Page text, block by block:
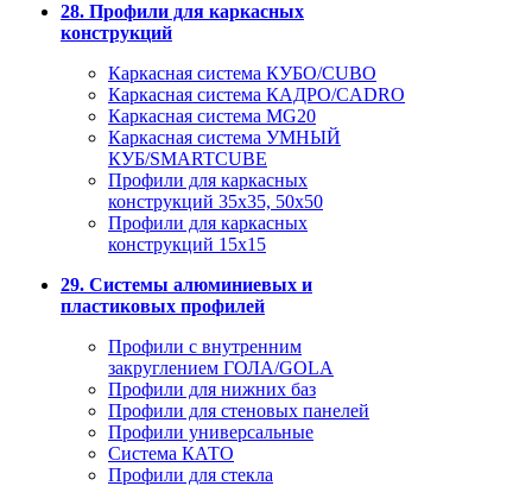
28. Профили для каркасных
конструкций
Каркасная система КУБО/CUBO
Каркасная система КАДРО/CADRO
Каркасная система MG20
Каркасная система УМНЫЙ
КУБ/SMARTCUBE
Профили для каркасных
конструкций 35x35, 50x50
Профили для каркасных
конструкций 15х15
29. Системы алюминиевых и
пластиковых профилей
Профили с внутренним
закруглением ГОЛА/GOLA
Профили для нижних баз
Профили для стеновых панелей
Профили универсальные
Система КАТО
Профили для стекла